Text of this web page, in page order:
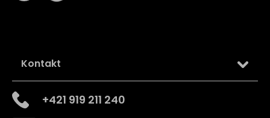
Kontakt
+421 919 211 240